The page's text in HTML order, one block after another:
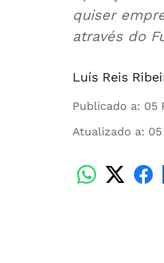
quiser
através do
Luís Reis
Publicado a: 05
Atualizado a: